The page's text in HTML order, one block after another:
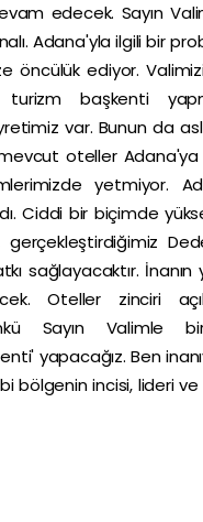
edecek. Sayın
Adana'yla ilgili bir
öncülük ediyor.
turizm başkenti
var. Bunun da
mevcut oteller
yetmiyor.
Ciddi bir biçimde
gerçekleştirdiğimiz
sağlayacaktır.
Oteller zinciri
Sayın Valimle
yapacağız. Ben
bölgenin incisi, lideri